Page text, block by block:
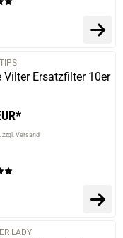
Vilter Ersatzfilter 10er
zzgl. Versand
LADY